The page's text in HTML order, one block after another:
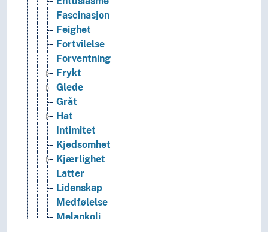
Fascinasjon
Feighet
Fortvilelse
Forventning
Frykt
Glede
Gråt
Hat
Intimitet
Kjedsomhet
Kjærlighet
Latter
Lidenskap
Medfølelse
Melankoli